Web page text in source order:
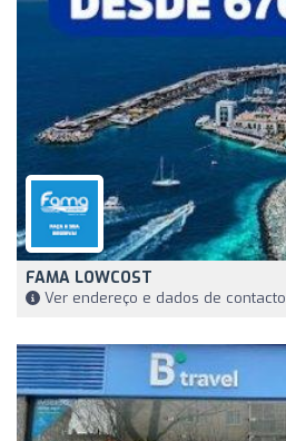
FAMA LOWCOST
Ver endereço e dados de contacto